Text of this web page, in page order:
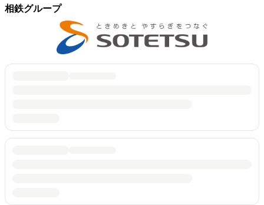
相鉄グループ